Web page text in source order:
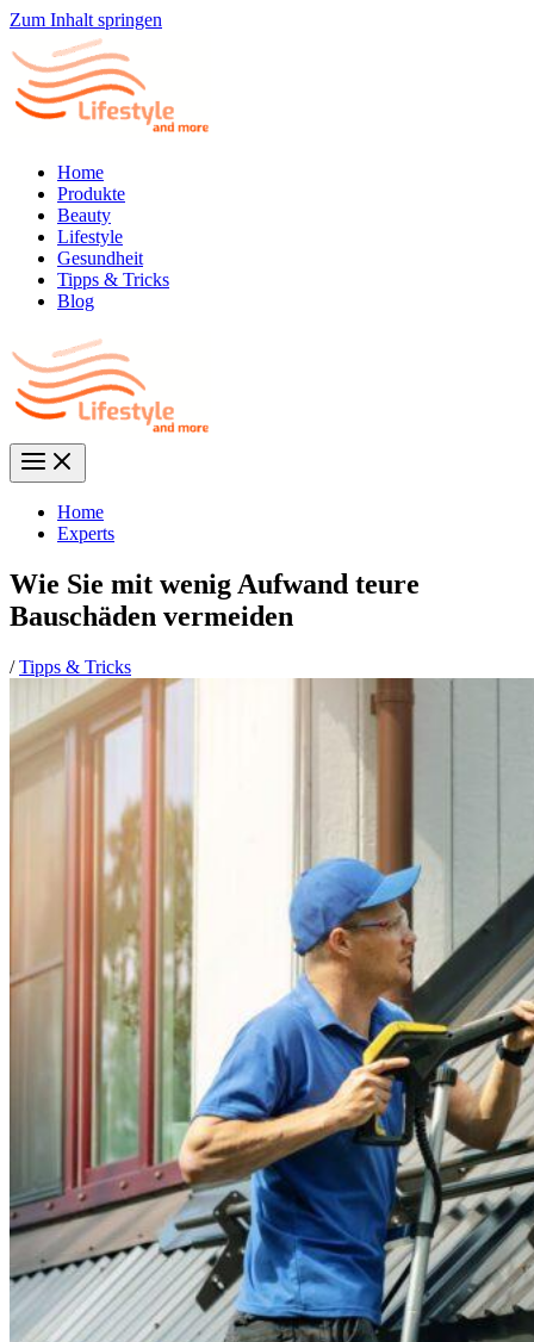
Zum Inhalt springen
Home
Produkte
Beauty
Lifestyle
Gesundheit
Tipps & Tricks
Blog
Home
Experts
Wie Sie mit wenig Aufwand teure
Bauschäden vermeiden
/Tipps & Tricks